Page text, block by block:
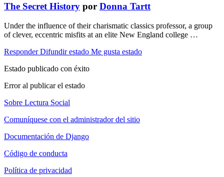
The Secret History por Donna Tartt
Under the influence of their charismatic classics professor, a group
of clever, eccentric misfits at an elite New England college …
Responder Difundir estado Me gusta estado
Estado publicado con éxito
Error al publicar el estado
Sobre Lectura Social
Comuníquese con el administrador del sitio
Documentación de Django
Código de conducta
Política de privacidad